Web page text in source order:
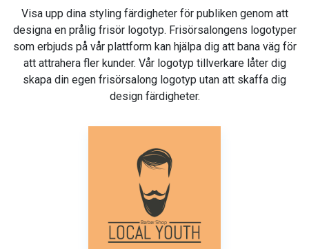
Visa upp dina styling färdigheter för publiken genom att
designa en prålig frisör logotyp. Frisörsalongens logotyper
som erbjuds på vår plattform kan hjälpa dig att bana väg för
att attrahera fler kunder. Vår logotyp tillverkare låter dig
skapa din egen frisörsalong logotyp utan att skaffa dig
design färdigheter.